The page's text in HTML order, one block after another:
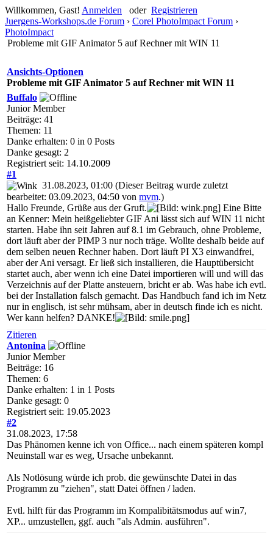
Willkommen, Gast! Anmelden oder Registrieren
Juergens-Workshops.de Forum › Corel PhotoImpact Forum ›
PhotoImpact
Probleme mit GIF Animator 5 auf Rechner mit WIN 11
Ansichts-Optionen
Probleme mit GIF Animator 5 auf Rechner mit WIN 11
Buffalo
Junior Member
Beiträge: 41
Themen: 11
Danke erhalten: 0 in 0 Posts
Danke gesagt: 2
Registriert seit: 14.10.2009
#1
31.08.2023, 01:00 (Dieser Beitrag wurde zuletzt
bearbeitet: 03.09.2023, 04:50 von mvm.)
Hallo Freunde, Grüße aus der Gruft.
Eine Bitte
an Kenner: Mein heißgeliebter GIF Ani lässt sich auf WIN 11 nicht
starten. Habe ihn seit Jahren auf 8.1 im Gebrauch, ohne Probleme,
dort läuft aber der PIMP 3 nur noch träge. Wollte deshalb beide auf
dem selben neuen Rechner haben. Dort läuft PI X3 einwandfrei,
aber der Ani versagt. Er ließ sich installieren, die Hauptübersicht
startet auch, aber wenn ich eine Datei importieren will und will das
Verzeichnis auf der Platte ansteuern, bricht er ab. Was habe ich evtl.
bei der Installation falsch gemacht. Das Handbuch fand ich im Netz
nur in englisch, ist sehr mühsam, aber in deutsch finde ich es nicht.
Wer kann helfen? DANKE!
Zitieren
Antonina
Junior Member
Beiträge: 16
Themen: 6
Danke erhalten: 1 in 1 Posts
Danke gesagt: 0
Registriert seit: 19.05.2023
#2
31.08.2023, 17:58
Das Phänomen kenne ich von Office... nach einem späteren kompl
Neuinstall war es weg, Ursache unbekannt.
Als Notlösung würde ich prob. die gewünschte Datei in das
Programm zu "ziehen", statt Datei öffnen / laden.
Evtl. hilft für das Programm im Kompalibitätsmodus auf win7,
XP... umzustellen, ggf. auch "als Admin. ausführen".